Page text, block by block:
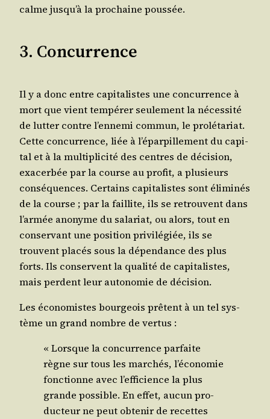
calme jusqu’à la pro­chaine poussée.
3. Concurrence
Il y a donc entre capi­ta­listes une concur­rence à
mort que vient tem­pé­rer seule­ment la néces­si­té
de lut­ter contre l’ennemi com­mun, le pro­lé­ta­riat.
Cette concur­rence, liée à l’éparpillement du capi­
tal et à la mul­ti­pli­ci­té des centres de déci­sion,
exa­cer­bée par la course au pro­fit, a plu­sieurs
consé­quences. Cer­tains capi­ta­listes sont éli­mi­nés
de la course ; par la faillite, ils se retrouvent dans
l’armée ano­nyme du sala­riat, ou alors, tout en
conser­vant une posi­tion pri­vi­lé­giée, ils se
trouvent pla­cés sous la dépen­dance des plus
forts. Ils conservent la qua­li­té de capi­ta­listes,
mais perdent leur auto­no­mie de décision.
Les éco­no­mistes bour­geois prêtent à un tel sys­
tème un grand nombre de vertus :
« Lorsque la concur­rence par­faite
règne sur tous les mar­chés, l’économie
fonc­tionne avec l’efficience la plus
grande pos­sible. En effet, aucun pro­
duc­teur ne peut obte­nir de recettes